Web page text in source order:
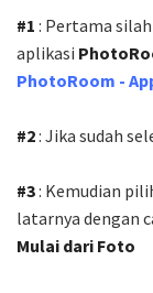
#1 : Pertama
aplikasi
PhotoRoom -
#2: Jika sudah
#3: Kemudian
latarnya dengan
Mulai dari Foto